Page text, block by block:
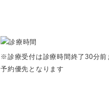
※診療受付は診療時間終了30分前
予約優先となります